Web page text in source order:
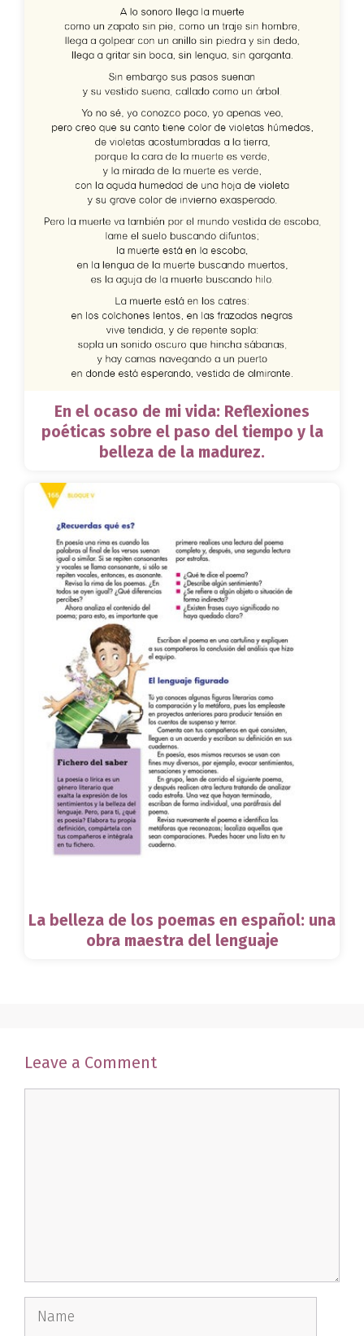
En el ocaso de mi vida: Reflexiones
poéticas sobre el paso del tiempo y la
belleza de la madurez.
La belleza de los poemas en español: una
obra maestra del lenguaje
Leave a Comment
Name